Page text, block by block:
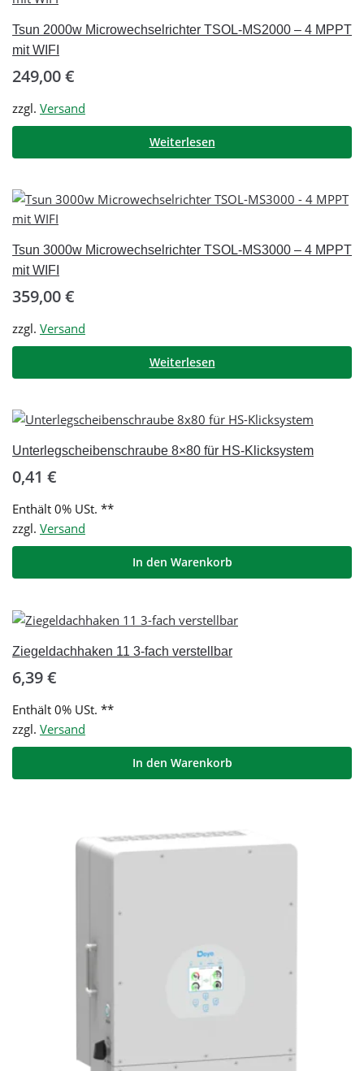
Tsun 2000w Microwechselrichter TSOL-MS2000 – 4 MPPT
mit WIFI
249,00€
zzgl. Versand
Weiterlesen
Tsun 3000w Microwechselrichter TSOL-MS3000 – 4 MPPT
mit WIFI
359,00€
zzgl. Versand
Weiterlesen
Unterlegscheibenschraube 8×80 für HS-Klicksystem
0,41 €
Enthält 0% USt. **
zzgl. Versand
In den Warenkorb
Ziegeldachhaken 11 3-fach verstellbar
6,39€
Enthält 0% USt. **
zzgl. Versand
In den Warenkorb